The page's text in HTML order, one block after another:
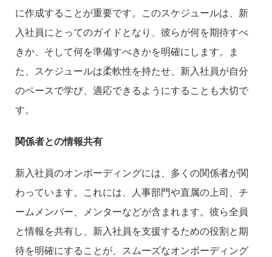
に作成することが重要です。このスケジュールは、新
入社員にとってのガイドとなり、彼らが何を期待すべ
きか、そして何を準備すべきかを明確にします。ま
た、スケジュールは柔軟性を持たせ、新入社員が自分
のペースで学び、適応できるようにすることも大切で
す。
関係者との情報共有
新入社員のオンボーディングには、多くの関係者が関
わっています。これには、人事部門や直属の上司、チ
ームメンバー、メンターなどが含まれます。彼ら全員
と情報を共有し、新入社員を支援するための役割と期
待を明確にすることが、スムーズなオンボーディング